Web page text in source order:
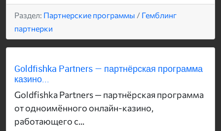
Раздел: Партнерские программы / Гемблинг
партнерки
Goldfishka Partners — партнёрская программа
казино...
Goldfishka Partners — партнёрская программа
от одноимённого онлайн-казино,
работающего с...